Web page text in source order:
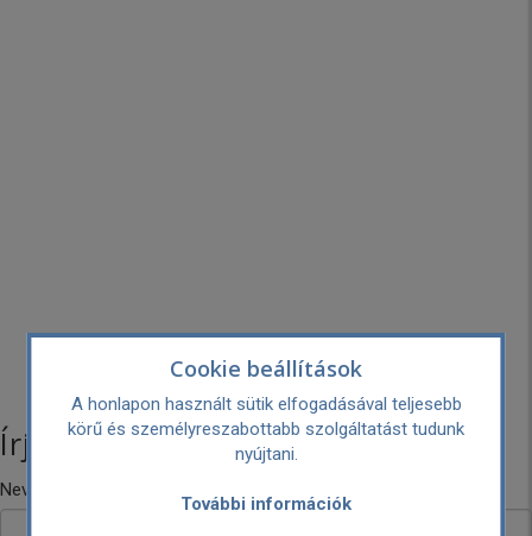
Írj nekünk!
Neved
Cookie beállítások
A honlapon használt sütik elfogadásával teljesebb
körű és személyreszabottabb szolgáltatást tudunk
nyújtani.
További információk